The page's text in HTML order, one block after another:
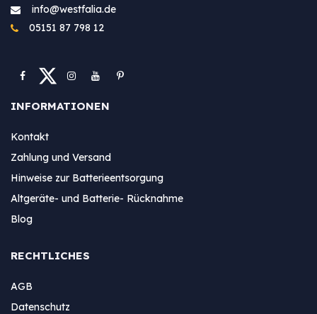
info@westfa​lia.de
05151 87 798 12
INFORMATIONEN
Kontakt
Zahlung und Versand
Hinweise zur Batterieentsorgung
Altgeräte- und Batterie- Rücknahme
Blog
RECHTLICHES
AGB
Datenschutz